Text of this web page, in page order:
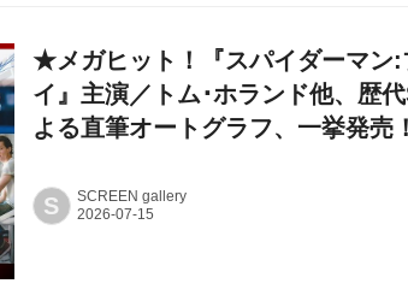
★メガヒット！『スパイダーマン:
イ』主演／トム･ホランド他、歴
よる直筆オートグラフ、一挙発売！
S SCREEN gallery